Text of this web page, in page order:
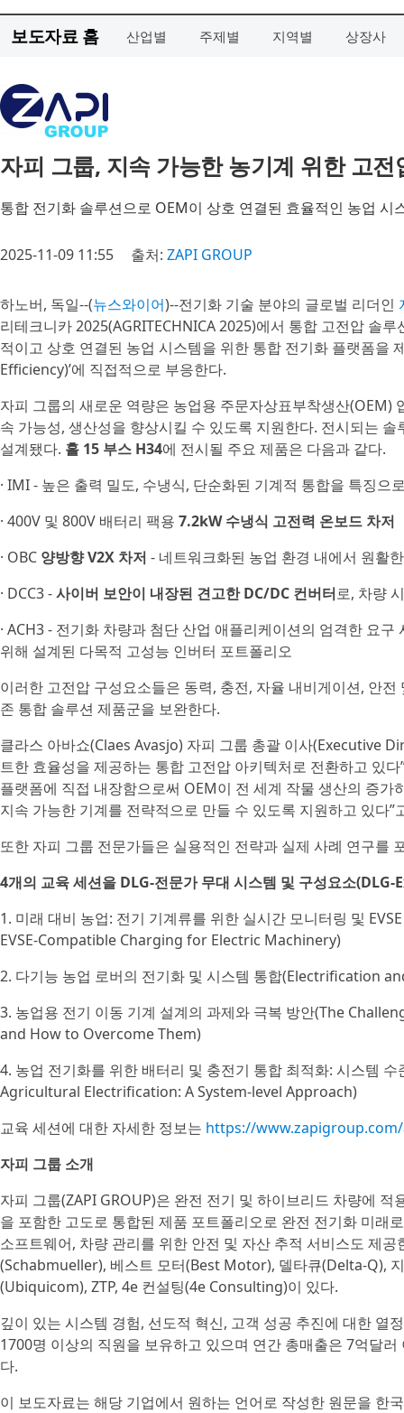
보도자료 홈 산업별 주제별 지역별 상장사
자피 그룹, 지속 가능한 농기계 위한 고전
통합 전기화 솔루션으로 OEM이 상호 연결된 효율적인 농업 시
2025-11-09 11:55 출처: ZAPI GROUP
하노버, 독일--(뉴스와이어)--전기화 기술 분야의 글로벌 리더인
리테크니카 2025(AGRITECHNICA 2025)에서 통합 고전압 솔
적이고 상호 연결된 농업 시스템을 위한 통합 전기화 플랫폼을
Efficiency)’에 직접적으로 부응한다.
자피 그룹의 새로운 역량은 농업용 주문자상표부착생산
속 가능성, 생산성을 향상시킬 수 있도록 지원한다. 전시되는
설계됐다. 홀 15 부스 H34에 전시될 주요 제품은 다음과 같다.
· IMI - 높은 출력 밀도, 수냉식, 단순화된 기계적 통합을 특징으
· 400V 및 800V 배터리 팩용 7.2kW 수냉식 고전력 온보드 차저
· OBC 양방향 V2X 차저 - 네트워크화된 농업 환경 내에서 원활
· DCC3 -사이버 보안이 내장된 견고한 DC/DC 컨버터로, 차량
· ACH3 - 전기화 차량과 첨단 산업 애플리케이션의 엄격한 요
위해 설계된 다목적 고성능 인버터 포트폴리오
이러한 고전압 구성요소들은 동력, 충전, 자율 내비게이션, 안
존 통합 솔루션 제품군을 보완한다.
클라스 아바쇼(Claes Avasjo) 자피 그룹 총괄 이사(Executive
트한 효율성을 제공하는 통합 고전압 아키텍처로 전환하고 있
플랫폼에 직접 내장함으로써 OEM이 전 세계 작물 생산의 증
지속 가능한 기계를 전략적으로 만들 수 있도록 지원하고 있다”
또한 자피 그룹 전문가들은 실용적인 전략과 실제 사례 연구를
4개의 교육 세션을 DLG-전문가 무대 시스템 및 구성요소
1. 미래 대비 농업: 전기 기계류를 위한 실시간 모니터링 및
EVSE-Compatible Charging for Electric Machinery)
2. 다기능 농업 로버의 전기화 및 시스템 통합
3. 농업용 전기 이동 기계 설계의 과제와 극복 방안(The
and How to Overcome Them)
4. 농업 전기화를 위한 배터리 및 충전기 통합 최적화: 시스
Agricultural Electrification: A System-level Approach)
교육 세션에 대한 자세한 정보는 https://
자피 그룹 소개
자피 그룹(ZAPI GROUP)은 완전 전기 및 하이브리드 차량에
을 포함한 고도로 통합된 제품 포트폴리오로 완전 전기화 미래
소프트웨어, 차량 관리를 위한 안전 및 자산 추적 서비스도 제
(Schabmueller), 베스트 모터(Best Motor), 델타큐(Delta-Q),
(Ubiquicom), ZTP, 4e 컨설팅(4e Consulting)이 있다.
깊이 있는 시스템 경험, 선도적 혁신, 고객 성공 추진에 대한 열
1700명 이상의 직원을 보유하고 있으며 연간 총매출은 7억달
다.
이 보도자료는 해당 기업에서 원하는 언어로 작성한 원문을 한